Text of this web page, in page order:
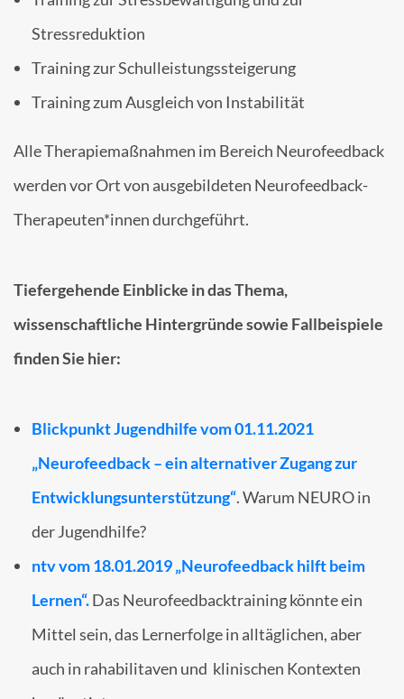
Stressreduktion
Training zur Schulleistungssteigerung
Training zum Ausgleich von Instabilität
Alle Therapiemaßnahmen im Bereich Neurofeedback
werden vor Ort von ausgebildeten Neurofeedback-
Therapeuten*innen durchgeführt.
Tiefergehende Einblicke in das Thema,
wissenschaftliche Hintergründe sowie Fallbeispiele
finden Sie hier:
Blickpunkt Jugendhilfe vom 01.11.2021
„Neurofeedback – ein alternativer Zugang zur
Entwicklungsunterstützung“. Warum NEURO in
der Jugendhilfe?
ntv vom 18.01.2019 „Neurofeedback hilft beim
Lernen“.Das Neurofeedbacktraining könnte ein
Mittel sein, das Lernerfolge in alltäglichen, aber
auch in rahabilitaven und klinischen Kontexten